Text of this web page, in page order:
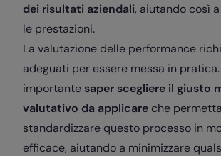
dei risultati aziendali, aiutando così
le prestazioni.
La valutazione delle performance
adeguati per essere messa in
importante saper scegliere il giusto
valutativo da applicare che
standardizzare questo processo in
efficace, aiutando a minimizzare